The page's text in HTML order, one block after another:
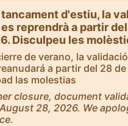
d'estiu, la
reprendrà a partir
Disculpeu les
de verano, la
a partir del 28
las molestias
closure, document
28, 2026. We